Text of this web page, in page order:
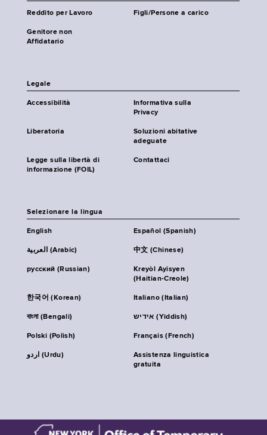
Reddito per Lavoro Figli/Persone a carico
Genitore non
Affidatario
Legale
Accessibilità
Informativa sulla
Privacy
Liberatoria
Soluzioni abitative
adeguate
Legge sulla libertà di
informazione (FOIL)
Contattaci
Selezionare la lingua
English Español (Spanish)
العربية (Arabic) 中文 (Chinese)
русский (Russian)
Kreyòl Ayisyen
(Haitian-Creole)
한국어 (Korean) Italiano (Italian)
বাংলা (Bengali) אידיש (Yiddish)
Polski (Polish) Français (French)
اردو (Urdu)
Assistenza linguistica
gratuita